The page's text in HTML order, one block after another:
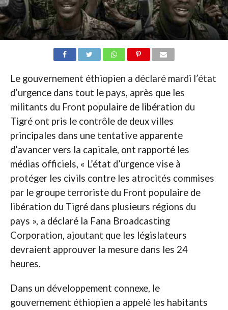
Le gouvernement éthiopien a déclaré mardi l’état
d’urgence dans tout le pays, après que les
militants du Front populaire de libération du
Tigré ont pris le contrôle de deux villes
principales dans une tentative apparente
d’avancer vers la capitale, ont rapporté les
médias officiels, « L’état d’urgence vise à
protéger les civils contre les atrocités commises
par le groupe terroriste du Front populaire de
libération du Tigré dans plusieurs régions du
pays », a déclaré la Fana Broadcasting
Corporation, ajoutant que les législateurs
devraient approuver la mesure dans les 24
heures.
Dans un développement connexe, le
gouvernement éthiopien a appelé les habitants